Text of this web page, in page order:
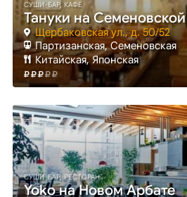
СУШИ-БАР, КАФЕ
Тануки на Семеновской
Щербаковская ул., д. 50/52
Партизанская, Семеновская
Китайская, Японская
СУШИ-БАР, РЕСТОРАН
Yoko на Новом Арбате